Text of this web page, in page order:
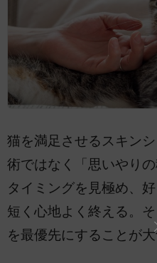
猫を満足させるスキン
術ではなく「思いやり
タイミングを見極め、
短く心地よく終える。
を最優先にすることが大